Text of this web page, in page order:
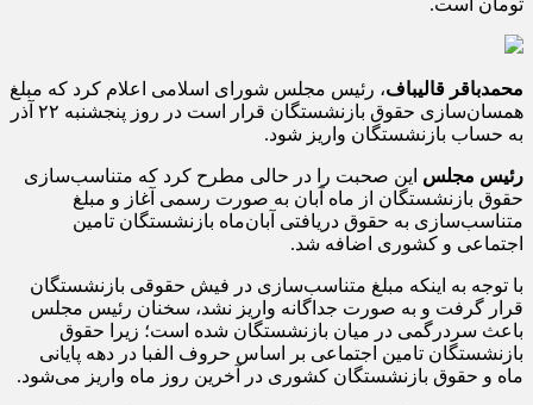
محمدباقر قالیباف، رئیس مجلس شورای اسلامی اعلام کرد که مبلغ
همسان‌سازی حقوق بازنشستگان قرار است در روز پنجشنبه ۲۲ آذر
به حساب بازنشستگان واریز شود.
رئیس مجلس این صحبت را در حالی مطرح کرد که متناسب‌سازی
حقوق بازنشستگان از ماه آبان به صورت رسمی آغاز و مبلغ
متناسب‌سازی به حقوق دریافتی آبان‌ماه بازنشستگان تامین
اجتماعی و کشوری اضافه شد.
با توجه به اینکه مبلغ متناسب‌سازی در فیش حقوقی بازنشستگان
قرار گرفت و به صورت جداگانه واریز نشد، سخنان رئیس مجلس
باعث سردرگمی در میان بازنشستگان شده است؛ زیرا حقوق
بازنشستگان تامین اجتماعی بر اساس حروف الفبا در دهه پایانی
ماه و حقوق بازنشستگان کشوری در آخرین روز ماه واریز می‌شود.